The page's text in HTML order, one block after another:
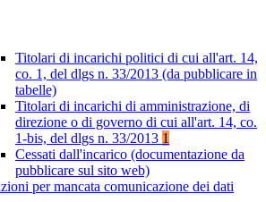
Titolari di incarichi politici di cui all'art. 14,
co. 1, del dlgs n. 33/2013 (da pubblicare in
tabelle)
Titolari di incarichi di amministrazione, di
direzione o di governo di cui all'art. 14, co.
1-bis, del dlgs n. 33/2013 1
Cessati dall'incarico (documentazione da
pubblicare sul sito web)
per mancata comunicazione dei dati